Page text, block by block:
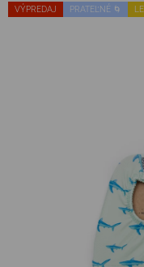
VÝPREDAJ PRATEĽNÉ 🌀